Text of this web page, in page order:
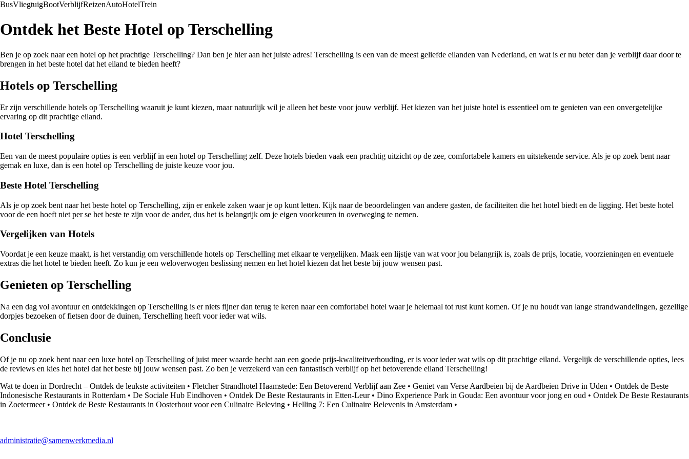
BusVliegtuigBootVerblijfReizenAutoHotelTrein
Ontdek het Beste Hotel op Terschelling
Ben je op zoek naar een hotel op het prachtige Terschelling? Dan ben je hier aan het juiste adres! Terschelling is een van de meest geliefde eilanden van Nederland, en wat is er nu beter dan je verblijf daar door te
brengen in het beste hotel dat het eiland te bieden heeft?
Hotels op Terschelling
Er zijn verschillende hotels op Terschelling waaruit je kunt kiezen, maar natuurlijk wil je alleen het beste voor jouw verblijf. Het kiezen van het juiste hotel is essentieel om te genieten van een onvergetelijke
ervaring op dit prachtige eiland.
Hotel Terschelling
Een van de meest populaire opties is een verblijf in een hotel op Terschelling zelf. Deze hotels bieden vaak een prachtig uitzicht op de zee, comfortabele kamers en uitstekende service. Als je op zoek bent naar
gemak en luxe, dan is een hotel op Terschelling de juiste keuze voor jou.
Beste Hotel Terschelling
Als je op zoek bent naar het beste hotel op Terschelling, zijn er enkele zaken waar je op kunt letten. Kijk naar de beoordelingen van andere gasten, de faciliteiten die het hotel biedt en de ligging. Het beste hotel
voor de een hoeft niet per se het beste te zijn voor de ander, dus het is belangrijk om je eigen voorkeuren in overweging te nemen.
Vergelijken van Hotels
Voordat je een keuze maakt, is het verstandig om verschillende hotels op Terschelling met elkaar te vergelijken. Maak een lijstje van wat voor jou belangrijk is, zoals de prijs, locatie, voorzieningen en eventuele
extras die het hotel te bieden heeft. Zo kun je een weloverwogen beslissing nemen en het hotel kiezen dat het beste bij jouw wensen past.
Genieten op Terschelling
Na een dag vol avontuur en ontdekkingen op Terschelling is er niets fijner dan terug te keren naar een comfortabel hotel waar je helemaal tot rust kunt komen. Of je nu houdt van lange strandwandelingen, gezellige
dorpjes bezoeken of fietsen door de duinen, Terschelling heeft voor ieder wat wils.
Conclusie
Of je nu op zoek bent naar een luxe hotel op Terschelling of juist meer waarde hecht aan een goede prijs-kwaliteitverhouding, er is voor ieder wat wils op dit prachtige eiland. Vergelijk de verschillende opties, lees
de reviews en kies het hotel dat het beste bij jouw wensen past. Zo ben je verzekerd van een fantastisch verblijf op het betoverende eiland Terschelling!
Wat te doen in Dordrecht – Ontdek de leukste activiteiten • Fletcher Strandhotel Haamstede: Een Betoverend Verblijf aan Zee • Geniet van Verse Aardbeien bij de Aardbeien Drive in Uden • Ontdek de Beste
Indonesische Restaurants in Rotterdam • De Sociale Hub Eindhoven • Ontdek De Beste Restaurants in Etten-Leur• Dino Experience Park in Gouda: Een avontuur voor jong en oud • Ontdek De Beste Restaurants
in Zoetermeer• Ontdek de Beste Restaurants in Oosterhout voor een Culinaire Beleving • Helling 7: Een Culinaire Belevenis in Amsterdam •
administratie@samenwerkmedia.nl